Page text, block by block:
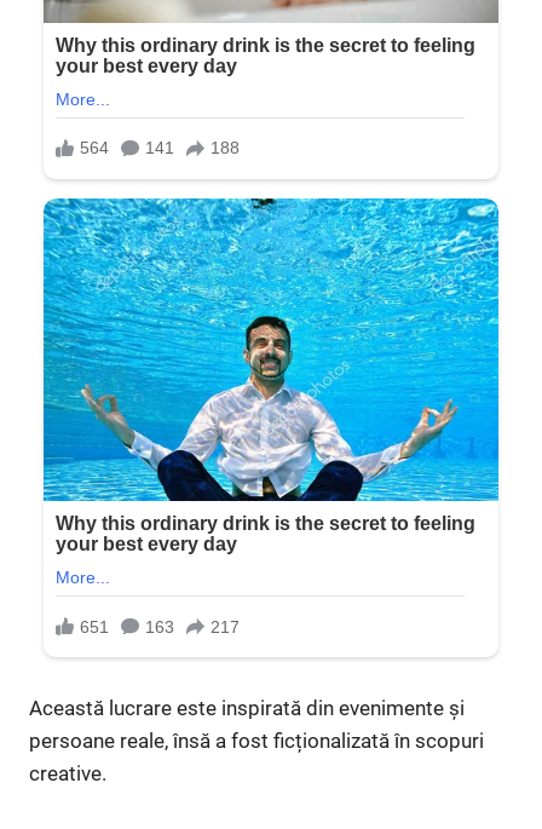
Această lucrare este inspirată din evenimente și
persoane reale, însă a fost ficționalizată în scopuri
creative.